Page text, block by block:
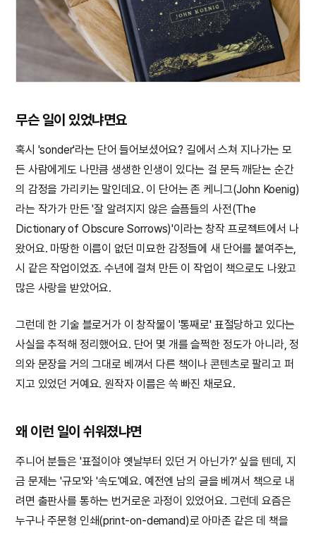
무슨 일이 있었냐면요
혹시 'sonder'라는 단어 들어보셨어요? 길에서 스쳐 지나가는 모
든 사람에게도 나만큼 생생한 인생이 있다는 걸 문득 깨닫는 순간
의 감정을 가리키는 말인데요. 이 단어는 존 케니그(John Koenig)
라는 작가가 만든 '잘 알려지지 않은 슬픔들의 사전(The
Dictionary of Obscure Sorrows)'이라는 창작 프로젝트에서 나
왔어요. 마땅한 이름이 없던 미묘한 감정들에 새 단어를 붙여주는,
시 같은 작업이었죠. 수년에 걸쳐 만든 이 작업이 책으로도 나왔고
많은 사랑을 받았어요.
그런데 한 기술 블로거가 이 창작물이 '통째로' 표절당하고 있다는
사실을 추적해 정리했어요. 단어 몇 개를 슬쩍한 정도가 아니라, 정
의와 문장을 거의 그대로 베껴서 다른 책이나 콘텐츠로 팔리고 퍼
지고 있었던 거예요. 원작자 이름은 쏙 빠진 채로요.
왜 이런 일이 쉬워졌냐면
주니어 분들은 '표절이야 옛날부터 있던 거 아닌가?' 싶을 텐데, 지
금 문제는 '규모'와 '속도'예요. 예전엔 남의 글을 베껴서 책으로 내
려면 출판사를 통하는 번거로운 과정이 있었어요. 그런데 요즘은
누구나 주문형 인쇄(print-on-demand)로 아마존 같은 데 책을